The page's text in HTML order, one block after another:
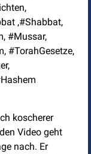
,#Shabbat,
#Mussar,
#TorahGesetze,
koscherer
Video geht
nach. Er